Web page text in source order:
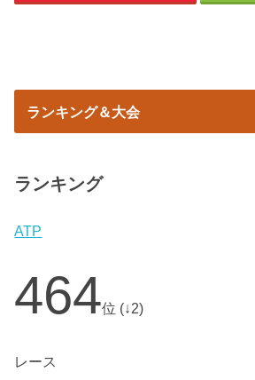
ランキング＆大会
ランキング
ATP
464位 (↓2)
レース